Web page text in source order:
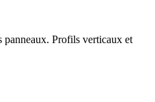
panneaux. Profils verticaux et